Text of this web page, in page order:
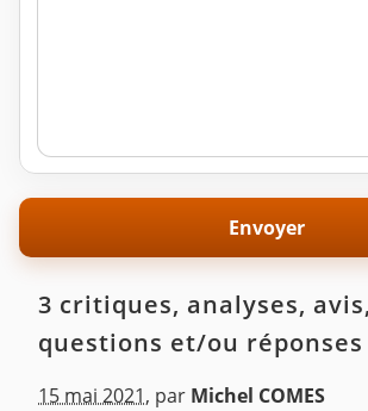
3 critiques, analyses, avis,
questions et/ou réponses
15 mai 2021, par Michel COMES